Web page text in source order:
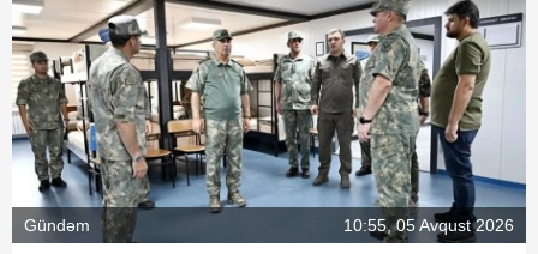
Gündəm 10:55, 05 Avqust 2026